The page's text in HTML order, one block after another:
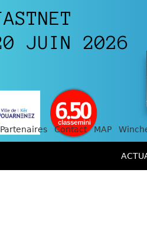
Partenaires Contact MAP